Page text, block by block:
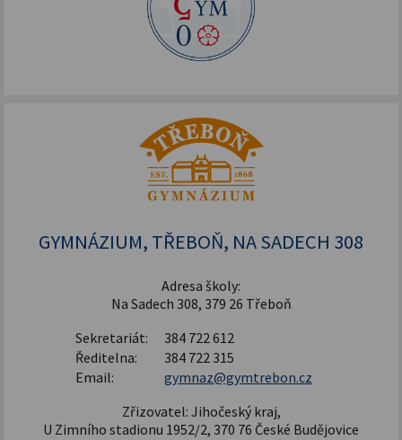
GYMNÁZIUM, TŘEBOŇ, NA SADECH 308
Adresa školy:
Na Sadech 308, 379 26 Třeboň
Sekretariát:
384 722 612
Ředitelna:
384 722 315
Email:
gymnaz@gymtrebon.cz
Zřizovatel: Jihočeský kraj,
U Zimního stadionu 1952/2, 370 76 České Budějovice